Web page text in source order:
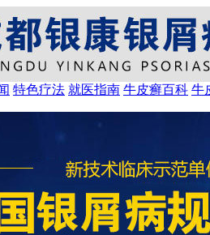
特色疗法 就医指南 牛皮癣百科 牛